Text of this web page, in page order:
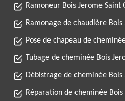
Ramoneur Bois Jerome Saint
Ramonage de chaudière
Pose de chapeau de
Tubage de cheminée Bois
Débistrage de cheminée Bois
Réparation de cheminée